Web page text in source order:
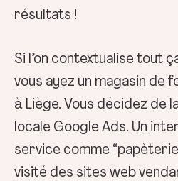
résultats !
Si l’on contextualise tout
vous ayez un magasin de
à Liège. Vous décidez de
locale Google Ads. Un
service comme
visité des sites web